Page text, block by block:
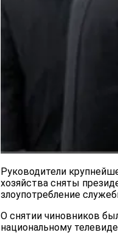
Руководители
хозяйства сняты
злоупотребление
О снятии чиновников
национальному